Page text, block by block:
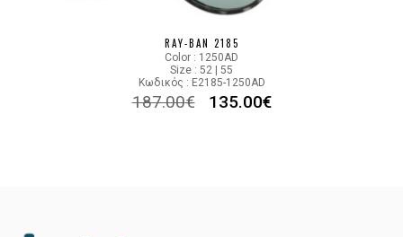
RAY-BAN 2185
Color : 1250AD
Size : 52 | 55
Κωδικός : E2185-1250AD
187.00€ 135.00€